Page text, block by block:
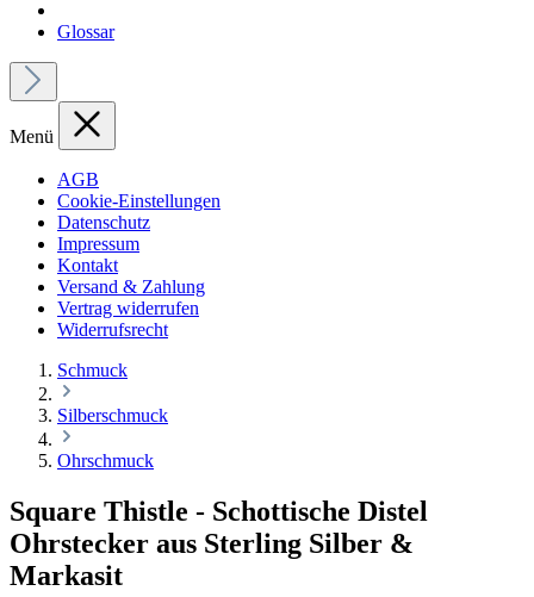
Glossar
Menü
AGB
Cookie-Einstellungen
Datenschutz
Impressum
Kontakt
Versand & Zahlung
Vertrag widerrufen
Widerrufsrecht
Schmuck
Silberschmuck
Ohrschmuck
Square Thistle - Schottische Distel
Ohrstecker aus Sterling Silber &
Markasit